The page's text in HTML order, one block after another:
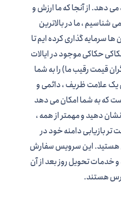
دهد. از آنجا که ما ارزش و
شناسیم ، ما در بالاترین
سرمایه گذاری کرده ایم تا
حکاکی موجود در ایالات
قیمت رقیب ما) را به شما
یک علامت ظریف ، دائمی و
که به شما امکان می دهد
دهید و مهمتر از همه ،
تر بازیابی دامنه خود در
هستید. این سرویس سفارش
و خدمات تحویل روز بعد از آن
هستند.